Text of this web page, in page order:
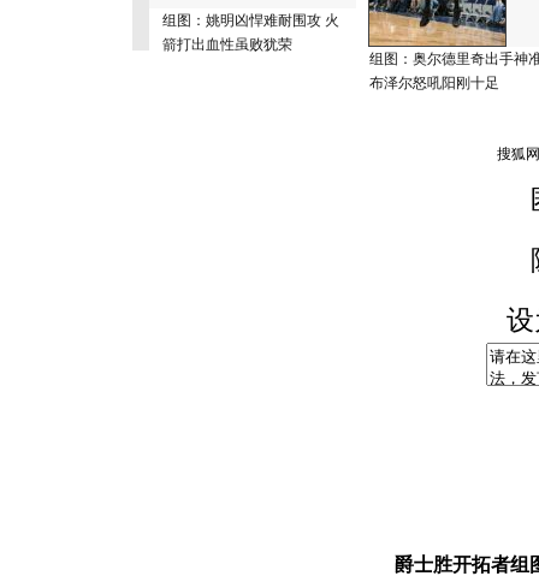
组图：姚明凶悍难耐围攻 火
箭打出血性虽败犹荣
组图：奥尔德里奇出手神
布泽尔怒吼阳刚十足
爵士胜开拓者组